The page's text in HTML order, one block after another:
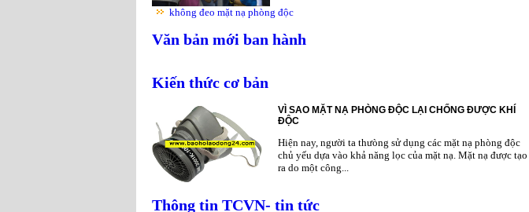
không đeo mặt nạ phòng độc
Văn bản mới ban hành
Kiến thức cơ bản
VÌ SAO MẶT NẠ PHÒNG ĐỘC LẠI CHỐNG ĐƯỢC KHÍ
ĐỘC
Hiện nay, người ta thưòng sử dụng các mặt nạ phòng độc
chủ yếu dựa vào khả năng lọc của mặt nạ. Mặt nạ được tạo
ra do một công...
Thông tin TCVN- tin tức